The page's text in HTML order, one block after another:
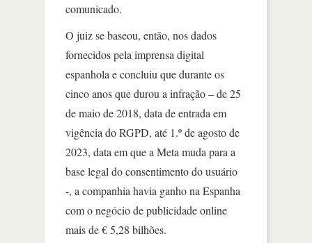
comunicado.
O juiz se baseou, então, nos dados
fornecidos pela imprensa digital
espanhola e concluiu que durante os
cinco anos que durou a infração – de 25
de maio de 2018, data de entrada em
vigência do RGPD, até 1.º de agosto de
2023, data em que a Meta muda para a
base legal do consentimento do usuário
-, a companhia havia ganho na Espanha
com o negócio de publicidade online
mais de € 5,28 bilhões.